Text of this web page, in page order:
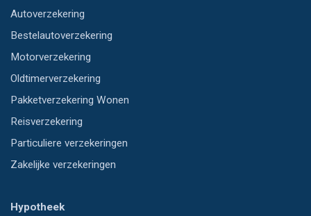
Autoverzekering
Bestelautoverzekering
Motorverzekering
Oldtimerverzekering
Pakketverzekering Wonen
Reisverzekering
Particuliere verzekeringen
Zakelijke verzekeringen
Hypotheek